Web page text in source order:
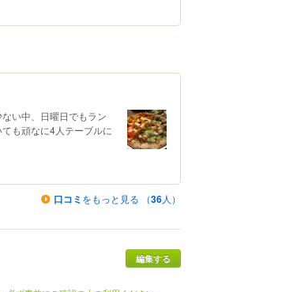
い中、日曜日でもラン
も頑なに4人テーブルに
口コミ をもっと見る （36人）
編集する